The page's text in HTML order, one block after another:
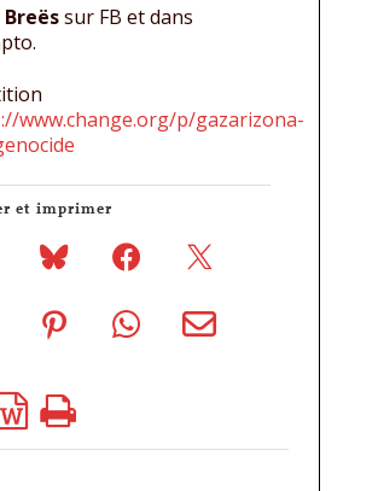
sur FB et dans
www.change.org/p/gazarizona-
et imprimer